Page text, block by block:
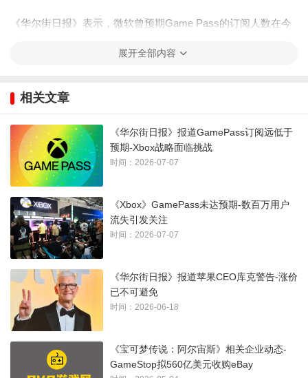
《华尔街日报》表示，微软曾预期Game Pass的订阅人数在今
本周，微软宣布Xbox部门在本财年将有3200名员工面临裁员，
其中1600人立即离职，其余人随后跟进——这让数千名员工陷
入了可能长达数月的焦虑等待。
作为削减开支的一部分，微软已经放弃了四家工作室，这些工
作室是在Phil Spencer时代为了通过新游戏加强Game Pass阵容
而引入的，另有一家工作室正在洽谈出售或关闭事宜。
在给员工的一封邮件中，Sharma承认微软的游戏策略已经失
败，而这一失败的关键部分与Game Pass有关。
“我们今天的业务并不健康，”Sharma表示。“我们的利润率比同
类平台和发行业务低3到10倍。我们在进入第九世代时，装机量
较小且成本结构较高。为了增长，我们押注于Game Pass、多
平台策略以及更广泛的内容组合。虽然这些业务创造了显著的
展开全部内容
相关文章
《华尔街日报》报道GamePass订阅远低于
预期-Xbox战略面临挑战
时间：2026-07-07
《Xbox》GamePass未达预期-数百万用户
流失引发关注
时间：2026-07-07
《华尔街日报》报道苹果CEO库克警告-涨价
已不可避免
时间：2026-06-18
《宝可梦传说：阿尔宙斯》相关企业动态-
GameStop拟560亿美元收购eBay